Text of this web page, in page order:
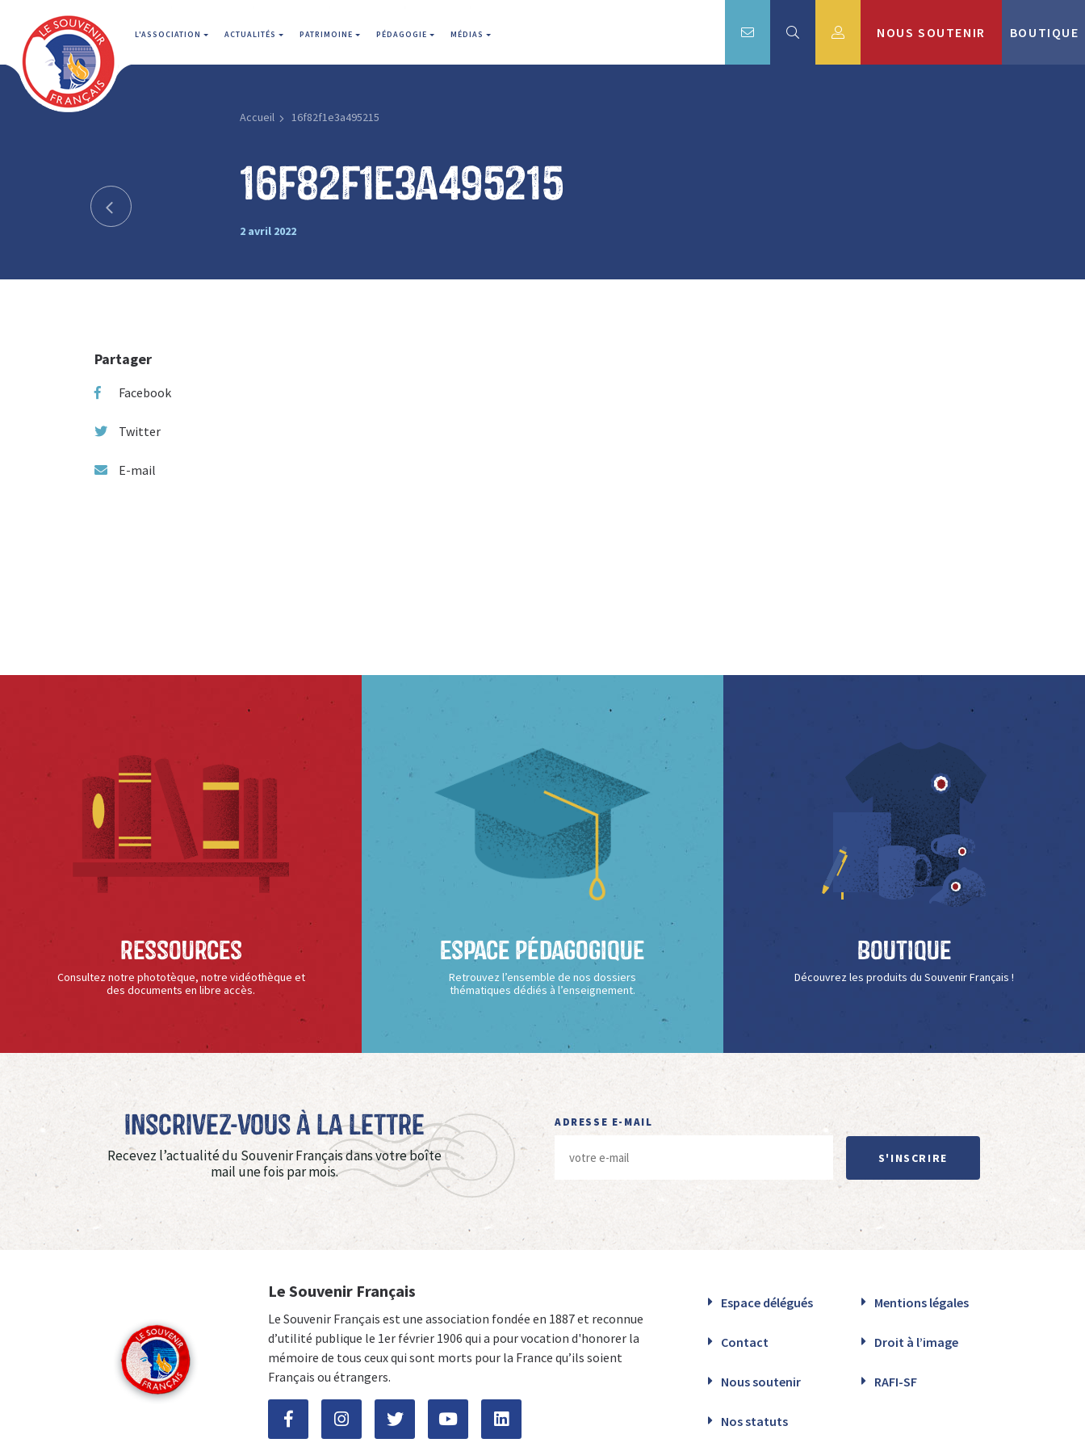
L'ASSOCIATION ACTUALITÉS PATRIMOINE PÉDAGOGIE MÉDIAS NOUS SOUTENIR BOUTIQUE
Accueil 16f82f1e3a495215
16f82f1e3a495215
2 avril 2022
Partager
Facebook
Twitter
E-mail
Ressources
Consultez notre phototèque, notre vidéothèque et
des documents en libre accès.
Espace Pédagogique
Retrouvez l’ensemble de nos dossiers
thématiques dédiés à l’enseignement.
Boutique
Découvrez les produits du Souvenir Français !
Inscrivez-vous à La Lettre
Recevez l’actualité du Souvenir Français dans votre boîte
mail une fois par mois.
ADRESSE E-MAIL
S'INSCRIRE
Le Souvenir Français
Le Souvenir Français est une association fondée en 1887 et reconnue
d’utilité publique le 1er février 1906 qui a pour vocation d'honorer la
mémoire de tous ceux qui sont morts pour la France qu’ils soient
Français ou étrangers.
Espace délégués Mentions légales
Contact Droit à l’image
Nous soutenir RAFI-SF
Nos statuts